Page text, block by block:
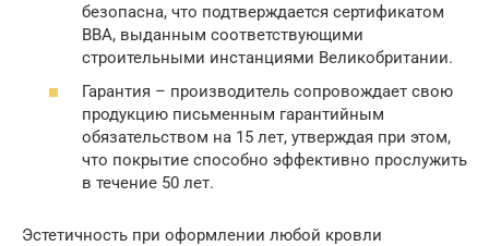
безопасна, что подтверждается сертификатом
BBA, выданным соответствующими
строительными инстанциями Великобритании.
Гарантия – производитель сопровождает свою
продукцию письменным гарантийным
обязательством на 15 лет, утверждая при этом,
что покрытие способно эффективно прослужить
в течение 50 лет.
Эстетичность при оформлении любой кровли